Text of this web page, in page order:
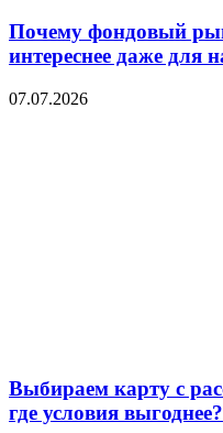
Почему фондовый
интереснее даже для
07.07.2026
Выбираем карту с
где условия выгоднее?